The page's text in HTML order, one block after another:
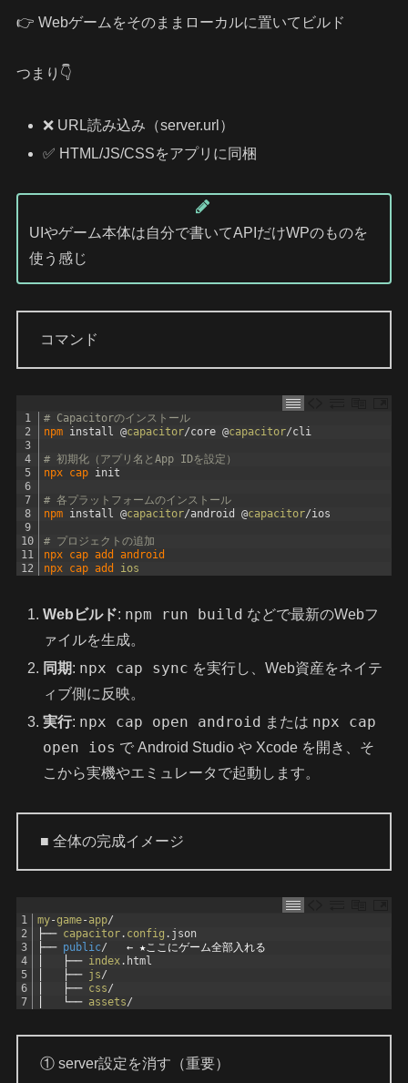
👉 Webゲームをそのままローカルに置いてビルド
つまり👇
❌ URL読み込み（server.url）
✅ HTML/JS/CSSをアプリに同梱
UIやゲーム本体は自分で書いてAPIだけWPのものを
使う感じ
コマンド
1
2
3
4
5
6
7
8
9
10
11
12
# Capacitorのインストール
npm install @capacitor/core @capacitor/cli
# 初期化（アプリ名とApp IDを設定）
npx cap init
# 各プラットフォームのインストール
npm install @capacitor/android @capacitor/ios
# プロジェクトの追加
npx cap add android
npx cap add ios
Webビルド: npm run build などで最新のWebフ
ァイルを生成。
同期: npx cap sync を実行し、Web資産をネイテ
ィブ側に反映。
実行: npx cap open android または npx cap
open ios で Android Studio や Xcode を開き、そ
こから実機やエミュレータで起動します。
■ 全体の完成イメージ
1
2
3
4
5
6
7
my-game- app/
├── capacitor . config . json
├── public/ ← ★ここにゲーム全部入れる
├── index . html
├── js/
├── css/
└── assets/
① server設定を消す（重要）